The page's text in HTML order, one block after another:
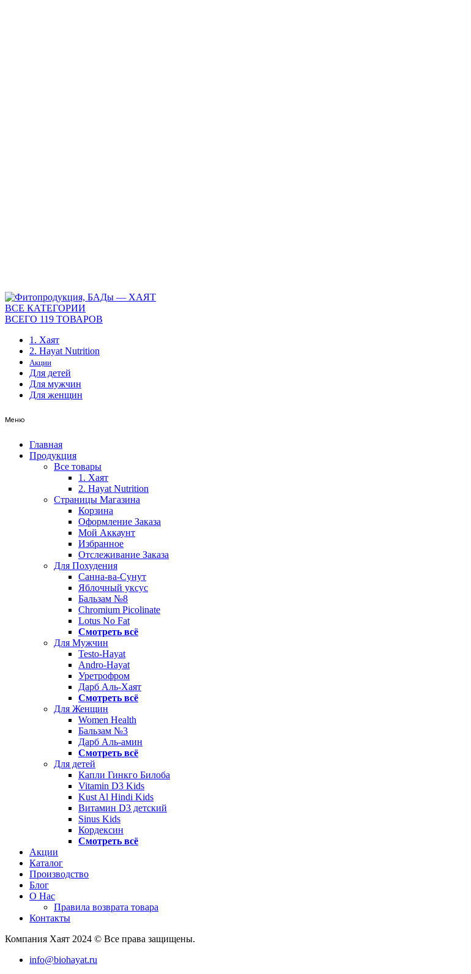
ВСЕ КАТЕГОРИИ
ВСЕГО 119 ТОВАРОВ
1. Хаят
2. Hayat Nutrition
Акции
Для детей
Для мужчин
Для женщин
Меню
Главная
Продукция
Все товары
1. Хаят
2. Hayat Nutrition
Страницы Магазина
Корзина
Оформление Заказа
Мой Аккаунт
Избранное
Отслеживание Заказа
Для Похудения
Санна-ва-Сунут
Яблочный уксус
Бальзам №8
Chromium Picolinate
Lotus No Fat
Смотреть всё
Для Мужчин
Testo-Hayat
Andro-Hayat
Уретрофром
Дарб Аль-Хаят
Смотреть всё
Для Женщин
Women Health
Бальзам №3
Дарб Аль-амин
Смотреть всё
Для детей
Капли Гинкго Билоба
Vitamin D3 Kids
Kust Al Hindi Kids
Витамин D3 детский
Sinus Kids
Кордексин
Смотреть всё
Акции
Каталог
Производство
Блог
О Нас
Правила возврата товара
Контакты
Компания Хаят 2024 © Все права защищены.
info@biohayat.ru